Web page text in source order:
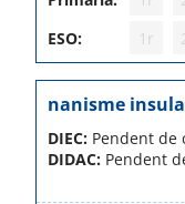
ESO:
1r
nanisme
DIEC: Pendent de
DIDAC: Pendent